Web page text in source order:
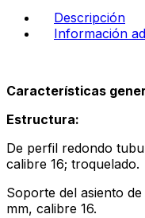
Descripción
Información
Características
Estructura:
De perfil redondo
calibre 16; troquelado.
Soporte del asiento
mm, calibre 16.